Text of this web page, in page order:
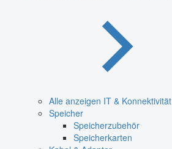
Alle anzeigen IT & Konnektivität
Speicher
Speicherzubehör
Speicherkarten